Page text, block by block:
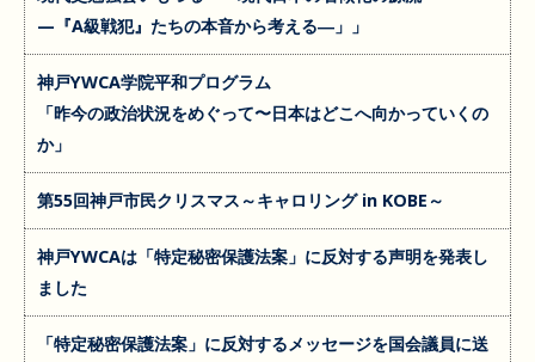
—『A級戦犯』たちの本音から考える―」」
神戸YWCA学院平和プログラム
「昨今の政治状況をめぐって〜日本はどこへ向かっていくの
か」
第55回神戸市民クリスマス～キャロリング in KOBE～
神戸YWCAは「特定秘密保護法案」に反対する声明を発表し
ました
「特定秘密保護法案」に反対するメッセージを国会議員に送